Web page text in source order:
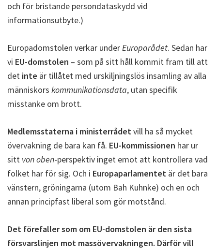
och för bristande persondataskydd vid
informationsutbyte.)
Europadomstolen verkar underEuroparådet. Sedan har
vi EU-domstolen – som på sitt håll kommit fram till att
det inte är tillåtet med urskiljningslös insamling av alla
människors kommunikationsdata, utan specifik
misstanke om brott.
Medlemsstaterna i ministerrådetvill ha så mycket
övervakning de bara kan få. EU-kommissionen har ur
sitt von oben-perspektiv inget emot att kontrollera vad
folket har för sig. Och i Europaparlamentet är det bara
vänstern, gröningarna (utom Bah Kuhnke) och en och
annan principfast liberal som gör motstånd.
Det förefaller som om EU-domstolen är den sista
försvarslinjen mot massövervakningen. Därför vill